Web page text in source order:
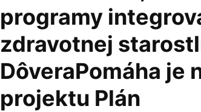
programy
zdravotnej
DôveraPomáha je
projektu Plán